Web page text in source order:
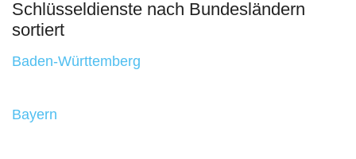
Schlüsseldienste nach Bundesländern
sortiert
Baden-Württemberg
Bayern